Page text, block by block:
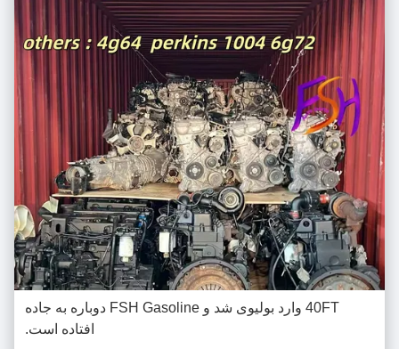
40FT وارد بولیوی شد و FSH Gasoline دوباره به جاده
افتاده است.